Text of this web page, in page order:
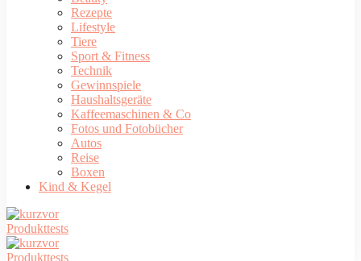
Rezepte
Lifestyle
Tiere
Sport & Fitness
Technik
Gewinnspiele
Haushaltsgeräte
Kaffeemaschinen & Co
Fotos und Fotobücher
Autos
Reise
Boxen
Kind & Kegel